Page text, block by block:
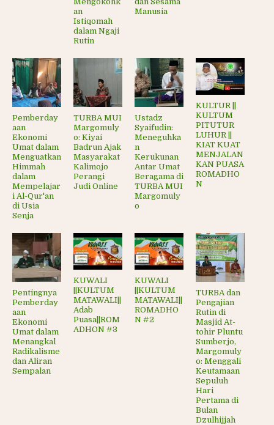
an
Istiqomah
dalam Ngaji
Rutin
Manusia
Pemberday
aan
Ekonomi
Umat dalam
Menguatkan
Himmah
dalam
Mempelajar
i Al-Qur'an
di Usia
Senja
TURBA MUI
Margomuly
o: Kiyai
Badrun Ajak
Masyarakat
Kalimojo
Perangi
Judi Online
Ustadz
Syaifudin:
Meneguhka
n
Kerukunan
Antar Umat
Beragama di
TURBA MUI
Margomuly
o
KULTUR ||
KULTUM
PITUTUR
LUHUR ||
KIAT KUAT
MENJALAN
KAN PUASA
ROMADHO
N
Pentingnya
Pemberday
aan
Ekonomi
Umat dalam
Menangkal
Radikalisme
dan Aliran
Sempalan
KUWALI
||KULTUM
MATAWALI||
Adab
Puasa||ROM
ADHON #3
KUWALI
||KULTUM
MATAWALI||
ROMADHO
N #2
TURBA dan
Pengajian
Rutin di
Masjid At-
tohir Pluntu
Sumberjo,
Margomuly
o: Menggali
Keutamaan
Sepuluh
Hari
Pertama di
Bulan
Dzulhijjah